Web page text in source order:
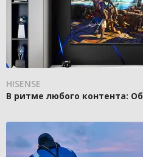
HISENSE
В ритме любого контента: